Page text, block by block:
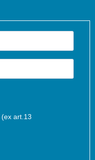
(ex art.13